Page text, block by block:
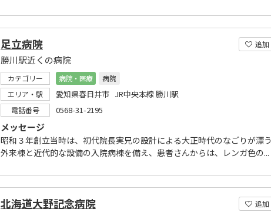
追加
足立病院
勝川駅近くの病院
カテゴリー 病院・医療
病院
エリア・駅
愛知県春日井市 JR中央本線 勝川駅
電話番号 0568-31-2195
メッセージ
昭和３年創立当時は、初代院長実兄の設計による大正時代のなごりが漂う
外来棟と近代的な設備の入院病棟を備え、患者さんからは、レンガ色の...
追加
北海道大野記念病院